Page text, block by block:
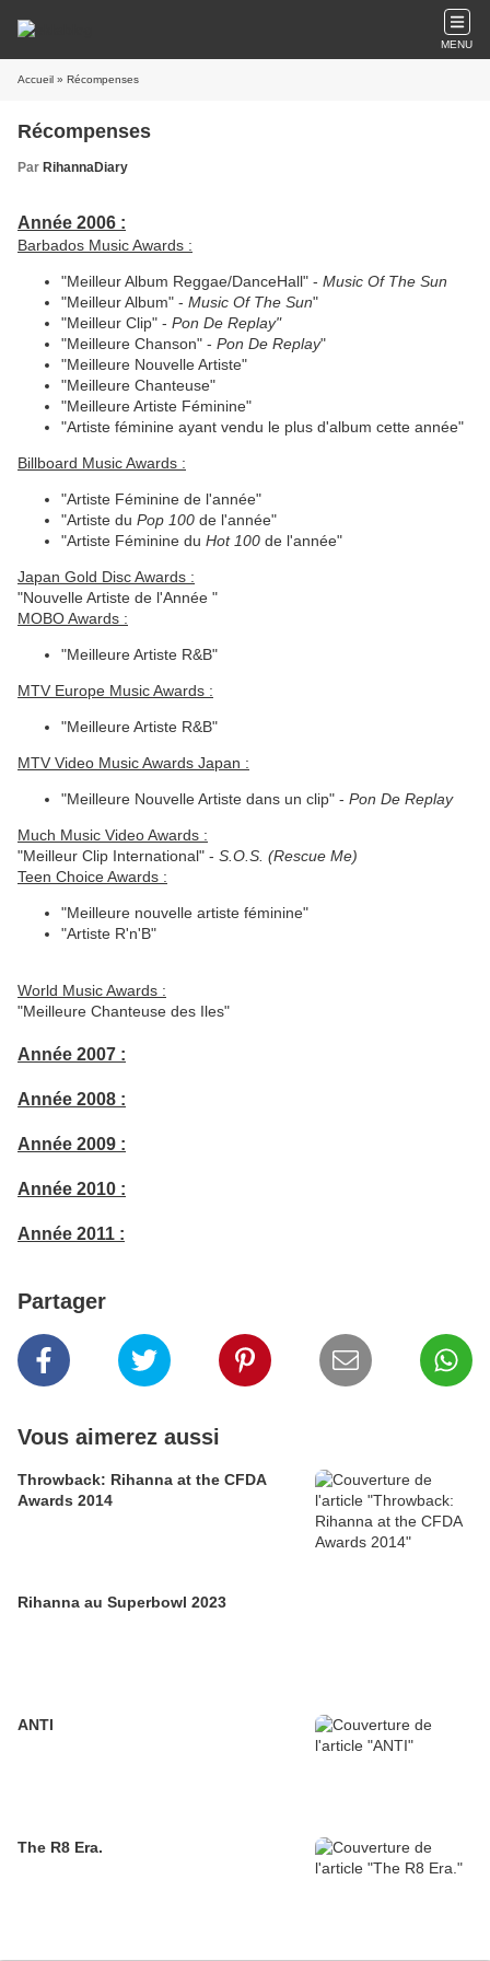
MENU
Accueil » Récompenses
Récompenses
Par RihannaDiary
Année 2006 :
Barbados Music Awards :
"Meilleur Album Reggae/DanceHall" - Music Of The Sun
"Meilleur Album" - Music Of The Sun"
"Meilleur Clip" - Pon De Replay"
"Meilleure Chanson" - Pon De Replay"
"Meilleure Nouvelle Artiste"
"Meilleure Chanteuse"
"Meilleure Artiste Féminine"
"Artiste féminine ayant vendu le plus d'album cette année"
Billboard Music Awards :
"Artiste Féminine de l'année"
"Artiste du Pop 100 de l'année"
"Artiste Féminine du Hot 100 de l'année"
Japan Gold Disc Awards :
"Nouvelle Artiste de l'Année "
MOBO Awards :
"Meilleure Artiste R&B"
MTV Europe Music Awards :
"Meilleure Artiste R&B"
MTV Video Music Awards Japan :
"Meilleure Nouvelle Artiste dans un clip" - Pon De Replay
Much Music Video Awards :
"Meilleur Clip International" - S.O.S. (Rescue Me)
Teen Choice Awards :
"Meilleure nouvelle artiste féminine"
"Artiste R'n'B"
World Music Awards :
"Meilleure Chanteuse des Iles"
Année 2007 :
Année 2008 :
Année 2009 :
Année 2010 :
Année 2011 :
Partager
Vous aimerez aussi
Throwback: Rihanna at the CFDA
Awards 2014
Rihanna au Superbowl 2023
ANTI
The R8 Era.